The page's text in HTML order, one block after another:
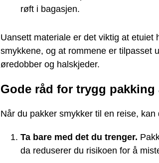
røft i bagasjen.
Uansett materiale er det viktig at etuiet
smykkene, og at rommene er tilpasset
øredobber og halskjeder.
Gode råd for trygg pakking
Når du pakker smykker til en reise,
Ta bare med det du trenger.
da reduserer du risikoen for å